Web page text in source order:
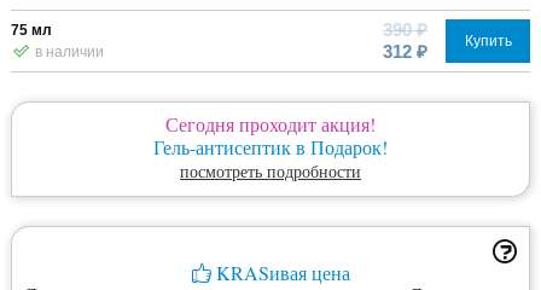
75 мл
в наличии
390 ₽
312 ₽
Купить
Сегодня проходит акция!
Гель-антисептик в Подарок!
посмотреть подробности
KRASивая цена